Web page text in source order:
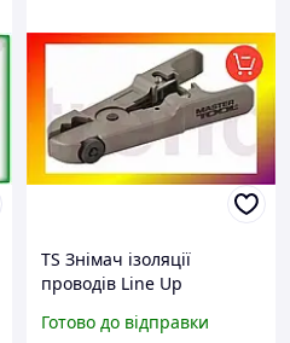
TS Знімач ізоляції
проводів Line Up
універсальний 0,5-9,5
Готово до відправки